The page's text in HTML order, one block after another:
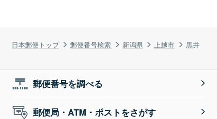
日本郵便トップ 郵便番号検索 新潟県 上越市 黒井
郵便番号を調べる
郵便局・ATM・ポストをさがす